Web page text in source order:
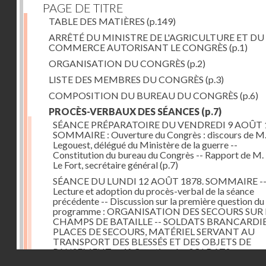
PAGE DE TITRE
TABLE DES MATIÈRES (p.149)
ARRÊTÉ DU MINISTRE DE L'AGRICULTURE ET DU
COMMERCE AUTORISANT LE CONGRÈS (p.1)
ORGANISATION DU CONGRÈS (p.2)
LISTE DES MEMBRES DU CONGRÈS (p.3)
COMPOSITION DU BUREAU DU CONGRÈS (p.6)
PROCÈS-VERBAUX DES SÉANCES (p.7)
SÉANCE PRÉPARATOIRE DU VENDREDI 9 AOÛT
SOMMAIRE : Ouverture du Congrès : discours de
Legouest, délégué du Ministère de la guerre --
Constitution du bureau du Congrès -- Rapport de M.
Le Fort, secrétaire général(p.7)
SÉANCE DU LUNDI 12 AOÛT 1878. SOMMAIRE --
Lecture et adoption du procès-verbal de la séance
précédente -- Discussion sur la première question du
programme : ORGANISATION DES SECOURS SUR
CHAMPS DE BATAILLE -- SOLDATS
PLACES DE SECOURS, MATÉRIEL SERVANT AU
TRANSPORT DES BLESSÉS ET DES OBJETS DE
PANSEMENT -- 1° Question des SOLDATS